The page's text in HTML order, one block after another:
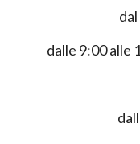
dalle 9:00 alle